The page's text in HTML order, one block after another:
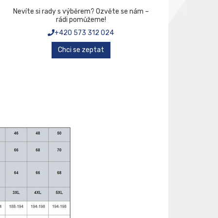
Nevíte si rady s výběrem? Ozvěte se nám –
rádi pomůžeme!
+420 573 312 024
Chci se zeptat